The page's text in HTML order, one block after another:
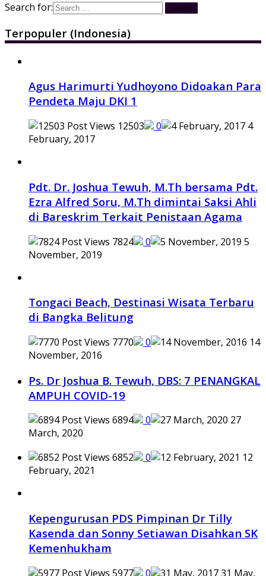
Search for:
Terpopuler (Indonesia)
Agus Harimurti Yudhoyono Didoakan Para
Pendeta Maju DKI 1
12503 0
4
February, 2017
Pdt. Dr. Joshua Tewuh, M.Th bersama Pdt.
Ezra Alfred Soru, M.Th dimintai Saksi Ahli
di Bareskrim Terkait Penistaan Agama
7824 0
5
November, 2019
Tongaci Beach, Destinasi Wisata Terbaru
di Bangka Belitung
7770 0
14
November, 2016
Ps. Dr Joshua B. Tewuh, DBS: 7 PENANGKAL
AMPUH COVID-19
6894 0
27
March, 2020
6852
0
12
February, 2021
Kepengurusan PDS Pimpinan Dr Tilly
Kasenda dan Sonny Setiawan Disahkan SK
Kemenhukham
5977 0 31 May,